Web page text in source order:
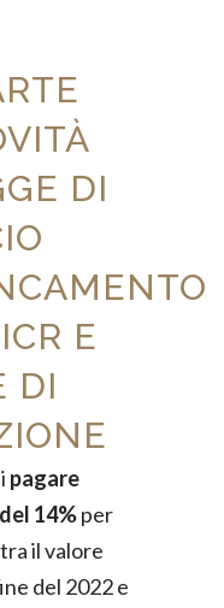
DI
E
DI
pagare
14%per
il valore
del 2022 e